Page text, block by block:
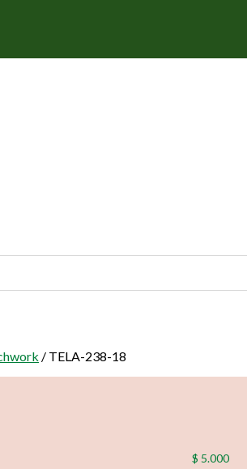
/ TELA-238-18
$ 5.000